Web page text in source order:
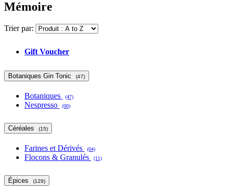
Mémoire
Trier par:
Gift Voucher
Botaniques Gin Tonic (47)
Botaniques (47)
Nespresso (00)
Céréales (15)
Farines et Dérivés (04)
Flocons & Granulés (11)
Épices (129)